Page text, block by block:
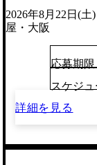
2026年8月22日(
屋・大阪
応募期限
スケジ
詳細を見る